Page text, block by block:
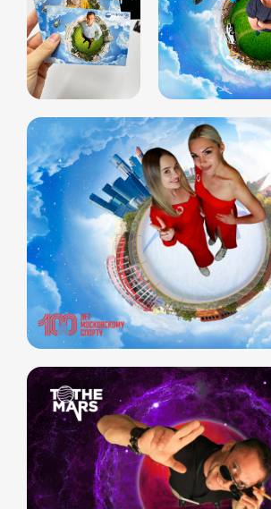
Навигация
Уникальные
Лед фотозона
Холобокс
Фотозеркало
Флипбук-студия
ИИ фотобудка
Фотомагниты
Стерео фото
Караоке-будка
Кто громче?
Сила крика
Велооркестр
Танц. автомат
Экстрим караоке
Музыкальный джедай
Согласие на обработку персональных данных
Политика конфиденциальности
Публичная оферта
Файлы кукис
Силомер
Гонки на робошарах
Кнопочный бой
Трековые гонки
Велотрек
Предсказатель
Неоновый тоннель
Блог
Контакты
Продажа устройств
Контакты
+7 964 635-25-15